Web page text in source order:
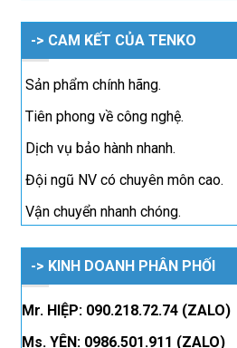
-> CAM KẾT CỦA TENKO
Sản phẩm chính hãng.
Tiên phong về công nghệ.
Dịch vụ bảo hành nhanh.
Đội ngũ NV có chuyên môn cao.
Vận chuyển nhanh chóng.
-> KINH DOANH PHÂN PHỐI
Mr. HIỆP: 090.218.72.74 (ZALO)
Ms. YÊN: 0986.501.911 (ZALO)